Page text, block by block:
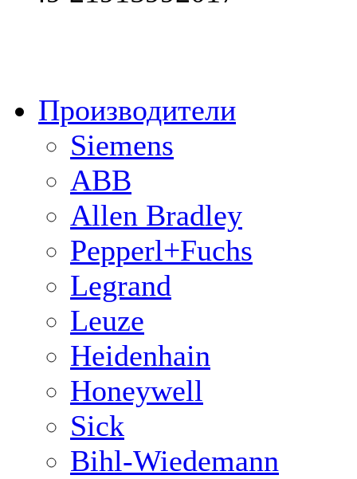
Производители
Siemens
ABB
Allen Bradley
Pepperl+Fuchs
Legrand
Leuze
Heidenhain
Honeywell
Sick
Bihl-Wiedemann